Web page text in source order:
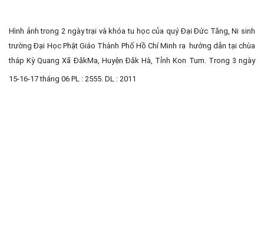
Hình ảnh trong 2 ngày trại và khóa tu học của quý Đại Đức Tăng, Ni sinh
trường Đại Học Phật Giáo Thành Phố Hồ Chí Minh ra hướng dẫn tại chùa
tháp Kỳ Quang Xã ĐăkMa, Huyện Đăk Hà, Tỉnh Kon Tum. Trong 3 ngày
15-16-17 tháng 06 PL : 2555. DL : 2011